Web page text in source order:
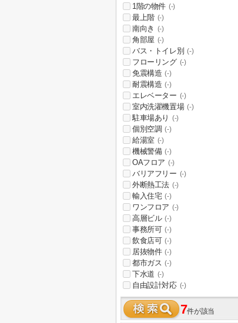
1階の物件 (-)
最上階 (-)
南向き (-)
角部屋 (-)
バス・トイレ別 (-)
フローリング (-)
免震構造 (-)
耐震構造 (-)
エレベーター (-)
室内洗濯機置場 (-)
駐車場あり (-)
個別空調 (-)
給湯室 (-)
機械警備 (-)
OAフロア (-)
バリアフリー (-)
外断熱工法 (-)
輸入住宅 (-)
ワンフロア (-)
高層ビル (-)
事務所可 (-)
飲食店可 (-)
居抜物件 (-)
都市ガス (-)
下水道 (-)
自由設計対応 (-)
7件が該当